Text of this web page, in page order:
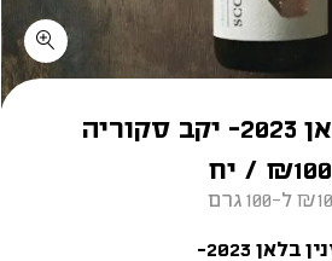
₪100 / יח
₪10 ל-100 גרם
בלאן 2023-